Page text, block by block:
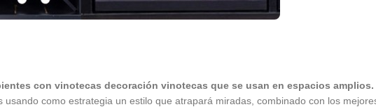
con vinotecas decoración vinotecas que se usan en espacios amplios.
como estrategia un estilo que atrapará miradas, combinado con los